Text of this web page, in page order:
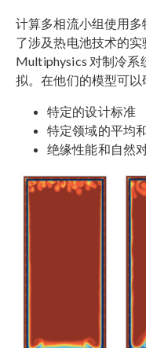
计算多相流小组使用多
了涉及热电池技术的
Multiphysics 对制冷系
拟。在他们的模型可以
特定的设计标准
特定领域的平均
绝缘性能和自然